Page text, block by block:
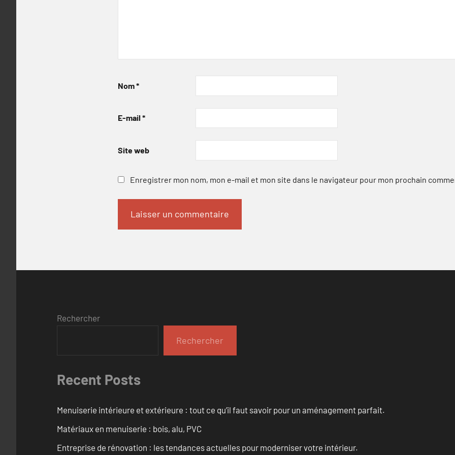
Nom*
E-mail *
Site web
Enregistrer mon nom, mon e-mail et mon site dans le navigateur pour mon prochain
Rechercher
Rechercher
Recent Posts
Menuiserie intérieure et extérieure : tout ce qu’il faut savoir pour un aménagement parfait.
Matériaux en menuiserie : bois, alu, PVC
Entreprise de rénovation : les tendances actuelles pour moderniser votre intérieur.